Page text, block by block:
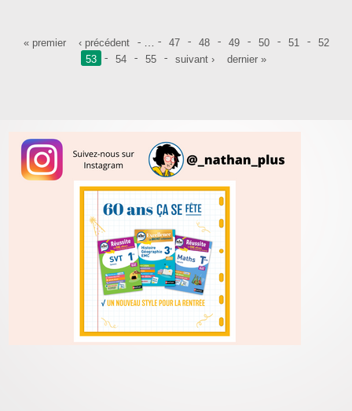
Pages
« premier ‹ précédent 47 48 49 50 51
52
53
54 55 suivant › dernier »